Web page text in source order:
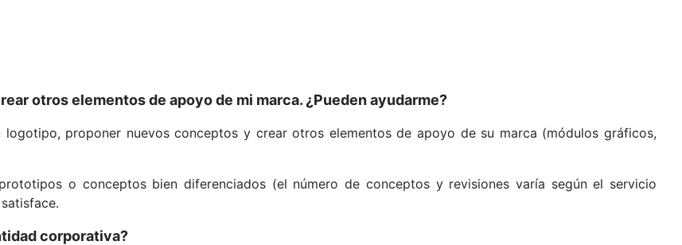
otros elementos de apoyo de mi marca. ¿Pueden ayudarme?
proponer nuevos conceptos y crear otros elementos de apoyo de su marca (módulos gráficos,
o conceptos bien diferenciados (el número de conceptos y revisiones varía según el servicio
corporativa?